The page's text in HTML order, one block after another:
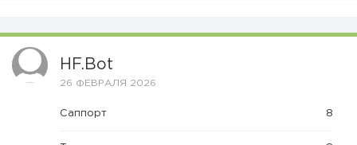
HF.bot
26 ФЕВРАЛЯ 2026
Саппорт 8